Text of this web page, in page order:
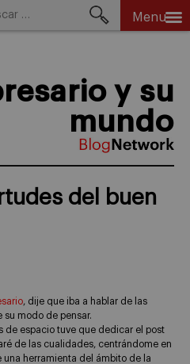
Menu
y su
mundo
del buen
, dije que iba a hablar de las
su modo de pensar.
de espacio tuve que dedicar el post
de las cualidades, centrándome en
una herramienta del ámbito de la